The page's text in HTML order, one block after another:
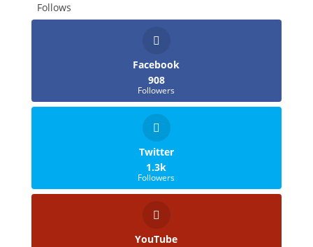
Follows
Facebook
908
Followers
Twitter
1.3k
Followers
YouTube